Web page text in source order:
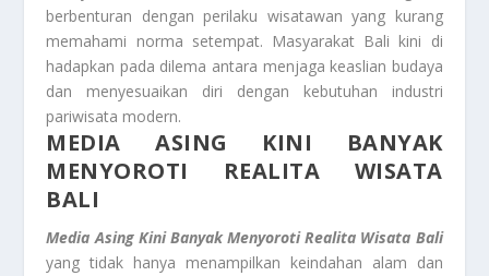
berbenturan dengan perilaku wisatawan yang kurang
memahami norma setempat. Masyarakat Bali kini di
hadapkan pada dilema antara menjaga keaslian budaya
dan menyesuaikan diri dengan kebutuhan industri
pariwisata modern.
MEDIA ASING KINI BANYAK
MENYOROTI REALITA WISATA
BALI
Media Asing Kini Banyak Menyoroti Realita Wisata Bali
yang tidak hanya menampilkan keindahan alam dan